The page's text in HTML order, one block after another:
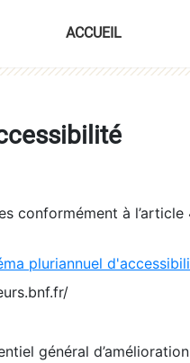
ACCUEIL
conformément à
pluriannuel
général